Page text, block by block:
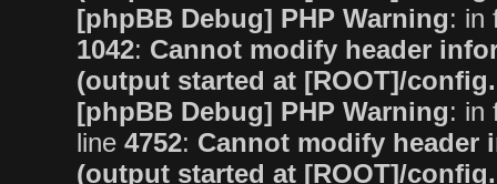
[phpBB Debug] PHP Warning: in
1042: Cannot modify header
(output started at [ROOT]/
[phpBB Debug] PHP Warning: in
line 4752: Cannot modify header
(output started at [ROOT]/